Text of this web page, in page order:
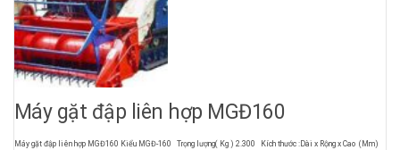
Máy gặt đập liên hợp MGĐ160
Máy gặt đập liên hợp MGĐ160 Kiểu MGĐ-160 Trọng lượng( Kg ) 2.300 Kích thước :Dài x Rộng x Cao (Mm)